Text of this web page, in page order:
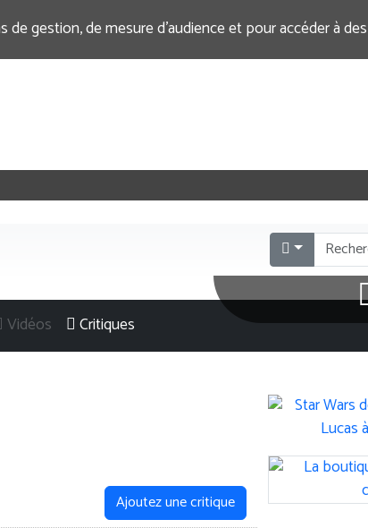
gestion, de mesure d’audience et pour accéder à
Vidéos Critiques
Ajoutez une critique